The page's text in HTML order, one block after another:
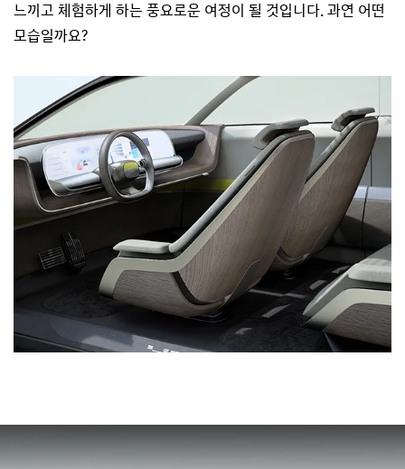
느끼고 체험하게 하는 풍요로운 여정이 될 것입니다. 과연 어떤
모습일까요?